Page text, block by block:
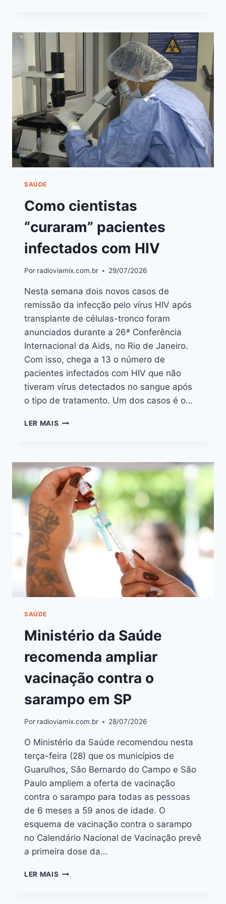
SAÚDE
Como cientistas
“curaram” pacientes
infectados com HIV
Por radioviamix.com.br 29/07/2026
Nesta semana dois novos casos de
remissão da infecção pelo vírus HIV após
transplante de células-tronco foram
anunciados durante a 26ª Conferência
Internacional da Aids, no Rio de Janeiro.
Com isso, chega a 13 o número de
pacientes infectados com HIV que não
tiveram vírus detectados no sangue após
o tipo de tratamento. Um dos casos é o…
LER MAIS
SAÚDE
Ministério da Saúde
recomenda ampliar
vacinação contra o
sarampo em SP
Por radioviamix.com.br 28/07/2026
O Ministério da Saúde recomendou nesta
terça-feira (28) que os municípios de
Guarulhos, São Bernardo do Campo e São
Paulo ampliem a oferta de vacinação
contra o sarampo para todas as pessoas
de 6 meses a 59 anos de idade. O
esquema de vacinação contra o sarampo
no Calendário Nacional de Vacinação prevê
a primeira dose da…
LER MAIS